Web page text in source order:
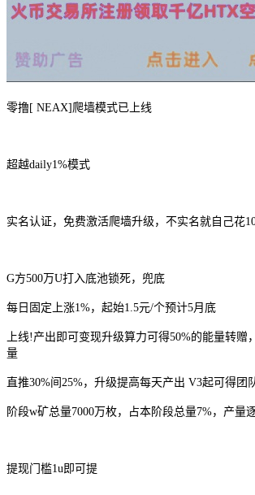
零撸[ NEAX]爬墙模式已上线
超越daily1%模式
实名认证，免费激活爬墙升级，不实名就自己花
G方500万U打入底池锁死，兜底
每日固定上涨1%，起始1.5元/个预计5月底
上线!产出即可变现升级算力可得50%的能量转赠
量
直推30%间25%，升级提高每天产出 V3起可得团
阶段w矿总量7000万枚，占本阶段总量7%，产量
提现门槛1u即可提